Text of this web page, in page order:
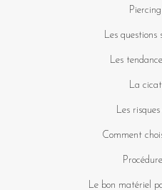
Les questions
Les
La
Les
Comment
Le bon matériel